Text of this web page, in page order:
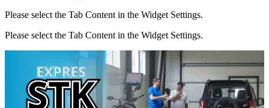
Please select the Tab Content in the Widget Settings.
Please select the Tab Content in the Widget Settings.